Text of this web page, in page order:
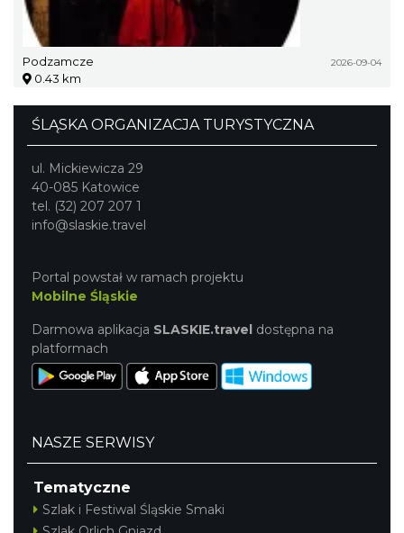
Podzamcze 2026-09-04
0.43 km
ŚLĄSKA ORGANIZACJA TURYSTYCZNA
ul. Mickiewicza 29
40-085 Katowice
tel. (32) 207 207 1
info@slaskie.travel
Portal powstał w ramach projektu
Mobilne Śląskie
Darmowa aplikacja SLASKIE.travel dostępna na
platformach
NASZE SERWISY
Tematyczne
Szlak i Festiwal Śląskie Smaki